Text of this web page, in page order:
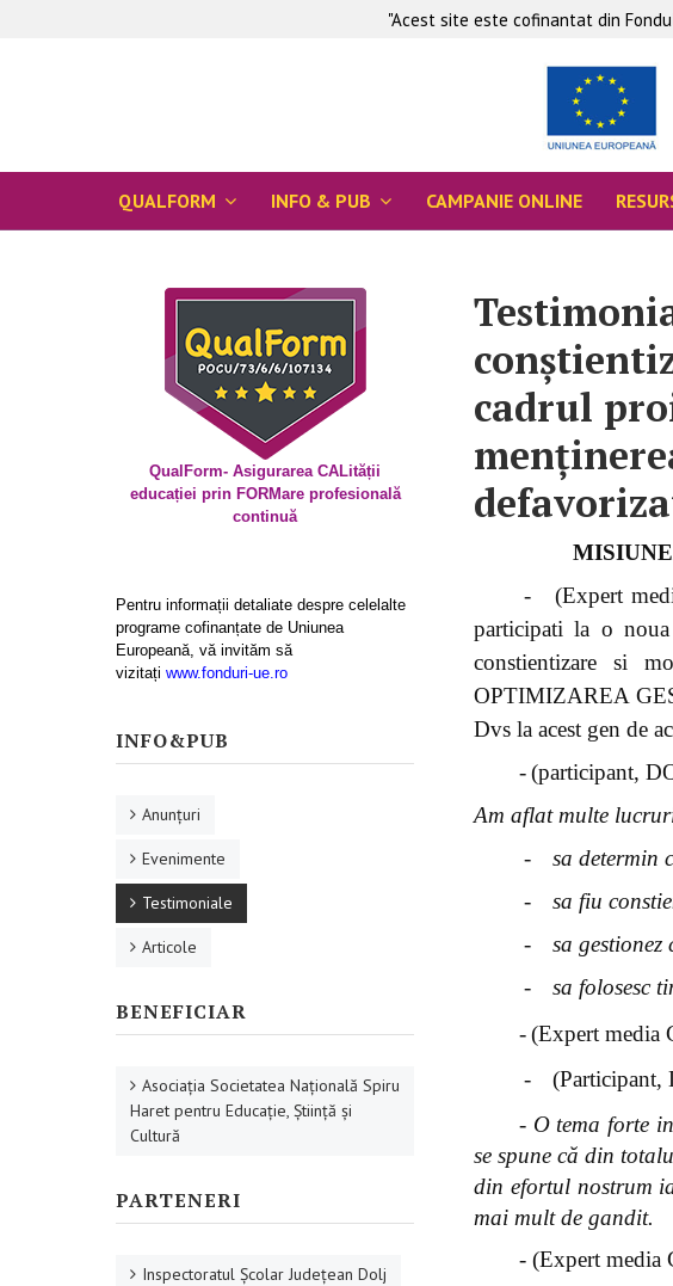
"Acest site este cofinantat din
QUALFORM INFO & PUB CAMPANIE ONLINE
QualForm- Asigurarea CALității
educației prin FORMare profesională
continuă
Pentru informații detaliate despre celelalte
programe cofinanțate de Uniunea
Europeană, vă invităm să
vizitați www.fonduri-ue.ro
INFO&PUB
Anunţuri
Evenimente
Testimoniale
Articole
BENEFICIAR
Asociaţia Societatea Naţională Spiru
Haret pentru Educaţie, Ştiinţă şi
Cultură
PARTENERI
Inspectoratul Şcolar Judeţean Dolj
cadrul
-
(Expert
participati la o
constientizare si
OPTIMIZAREA
Dvs la acest gen de
- (participant,
Am aflat multe
-
sa determin
-
sa fiu
-
sa
-
sa folosesc
- (Expert media
-
- O tema forte
se spune că din
din efortul nostrum
mai mult de gandit.
- (Expert media